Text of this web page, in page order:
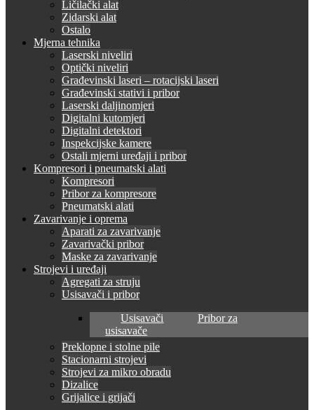
Ličilački alat
Zidarski alat
Ostalo
Mjerna tehnika
Laserski niveliri
Optički niveliri
Građevinski laseri – rotacijski laseri
Građevinski stativi i pribor
Laserski daljinomjeri
Digitalni kutomjeri
Digitalni detektori
Inspekcijske kamere
Ostali mjerni uređaji i pribor
Kompresori i pneumatski alati
Kompresori
Pribor za kompresore
Pneumatski alati
Zavarivanje i oprema
Aparati za zavarivanje
Zavarivački pribor
Maske za zavarivanje
Strojevi i uređaji
Agregati za struju
Usisavači i pribor
Usisavači
Pribor za
usisavače
Preklopne i stolne pile
Stacionarni strojevi
Strojevi za mikro obradu
Dizalice
Grijalice i grijači